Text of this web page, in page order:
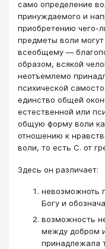
само определение
принуждаемого и
приобретению чего-
предметы воли
всеобщему —
образом, всякой
неотъемлемо
психической
единство общей
естественной или
общую форму воли
отношению к
воли, то есть С. от
Здесь он различает:
невозможноть
Богу и
возможность
между добром
принадлежала